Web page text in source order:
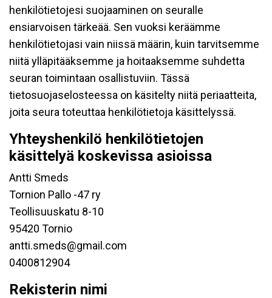
henkilötietojesi suojaaminen on seuralle
ensiarvoisen tärkeää. Sen vuoksi keräämme
henkilötietojasi vain niissä määrin, kuin tarvitsemme
niitä ylläpitääksemme ja hoitaaksemme suhdetta
seuran toimintaan osallistuviin. Tässä
tietosuojaselosteessa on käsitelty niitä periaatteita,
joita seura toteuttaa henkilötietoja käsittelyssä.
Yhteyshenkilö henkilötietojen
käsittelyä koskevissa asioissa
Antti Smeds
Tornion Pallo -47 ry
Teollisuuskatu 8-10
95420 Tornio
antti.smeds@gmail.com
0400812904
Rekisterin nimi